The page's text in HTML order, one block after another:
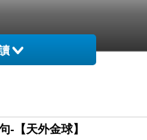
-【天外金球】